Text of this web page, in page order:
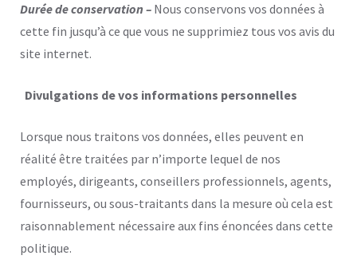
Durée de conservation – Nous conservons vos données à
cette fin jusqu’à ce que vous ne supprimiez tous vos avis du
site internet.
Divulgations de vos informations personnelles
Lorsque nous traitons vos données, elles peuvent en
réalité être traitées par n’importe lequel de nos
employés, dirigeants, conseillers professionnels, agents,
fournisseurs, ou sous-traitants dans la mesure où cela est
raisonnablement nécessaire aux fins énoncées dans cette
politique.